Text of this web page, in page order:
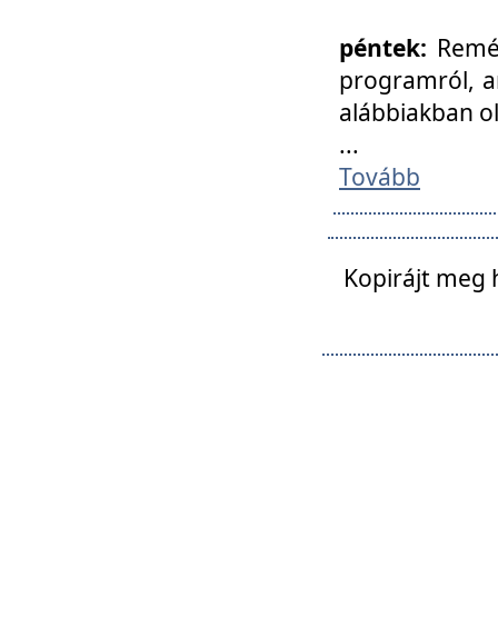
péntek:
programról,
alábbiakban
...
Tovább
Kopirájt meg